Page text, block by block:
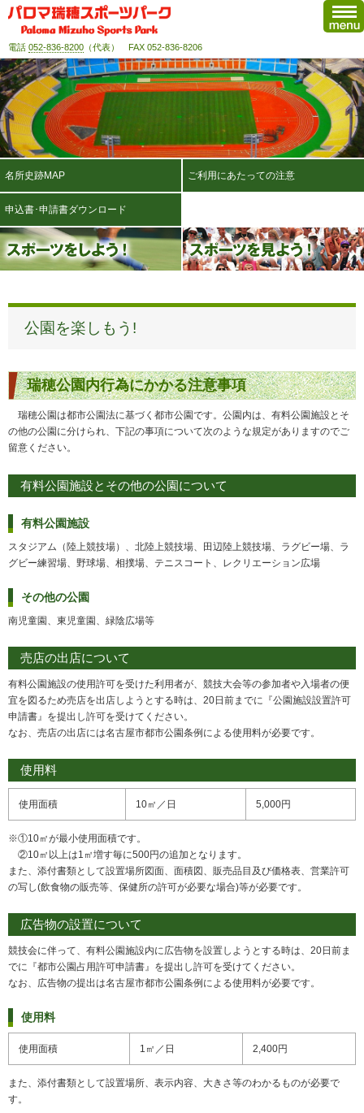
電話 052-836-8200 （代表） FAX 052-836-8206
名所史跡MAP ご利用にあたっての注意
申込書･申請書ダウンロード
公園を楽しもう!
瑞穂公園内行為にかかる注意事項
瑞穂公園は都市公園法に基づく都市公園です。公園内は、有料公園施設とそ
の他の公園に分けられ、下記の事項について次のような規定がありますのでご
留意ください。
有料公園施設とその他の公園について
有料公園施設
スタジアム（陸上競技場）、北陸上競技場、田辺陸上競技場、ラグビー場、ラ
グビー練習場、野球場、相撲場、テニスコート、レクリエーション広場
その他の公園
南児童園、東児童園、緑陰広場等
売店の出店について
有料公園施設の使用許可を受けた利用者が、競技大会等の参加者や入場者の便
宜を図るため売店を出店しようとする時は、20日前までに『公園施設設置許可
申請書』を提出し許可を受けてください。
なお、売店の出店には名古屋市都市公園条例による使用料が必要です。
使用料
使用面積 10㎡／日 5,000円
※①10㎡が最小使用面積です。
②10㎡以上は1㎡増す毎に500円の追加となります。
また、添付書類として設置場所図面、面積図、販売品目及び価格表、営業許可
の写し(飲食物の販売等、保健所の許可が必要な場合)等が必要です。
広告物の設置について
競技会に伴って、有料公園施設内に広告物を設置しようとする時は、20日前ま
でに『都市公園占用許可申請書』を提出し許可を受けてください。
なお、広告物の提出は名古屋市都市公園条例による使用料が必要です。
使用料
使用面積 1㎡／日 2,400円
また、添付書類として設置場所、表示内容、大きさ等のわかるものが必要で
す。